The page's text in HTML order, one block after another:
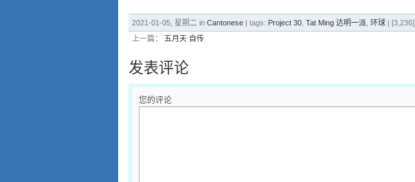
2021-01-05, 星期二 in Cantonese | tags: Project 30 Tat Ming 达明一派 环球 | [3,236]
上一篇： 五月天 自传
发表评论
您的评论